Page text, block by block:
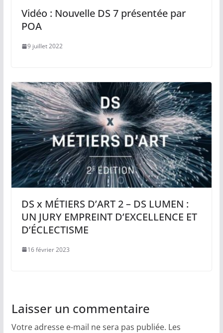
Vidéo : Nouvelle DS 7 présentée par
POA
9 juillet 2022
DS x MÉTIERS D’ART 2 – DS LUMEN :
UN JURY EMPREINT D’EXCELLENCE ET
D’ÉCLECTISME
16 février 2023
Laisser un commentaire
Votre adresse e-mail ne sera pas publiée. Les